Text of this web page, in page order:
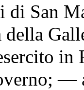
di San
della
in
—